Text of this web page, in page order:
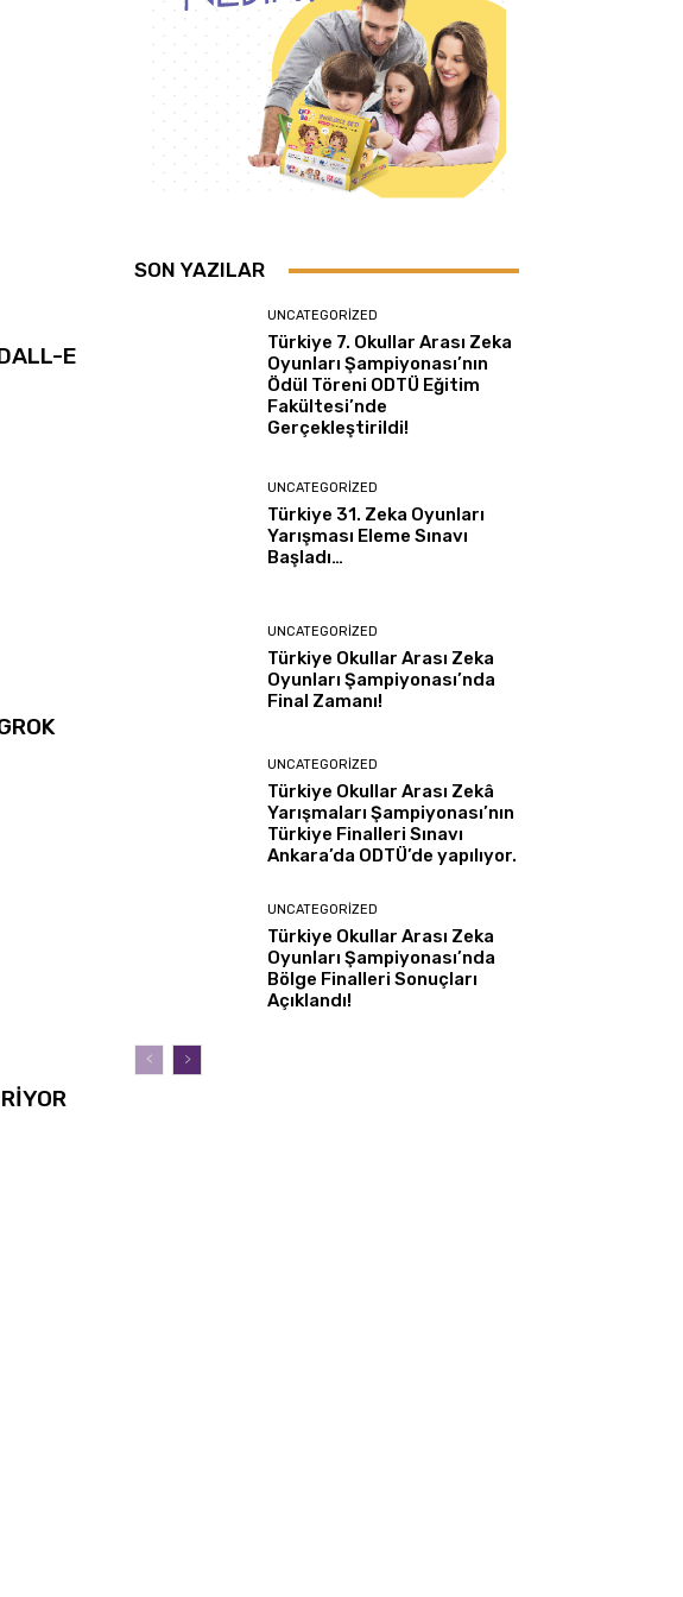
E
SON YAZILAR
UNCATEGORIZED
Türkiye 7. Okullar Arası Zeka
Oyunları Şampiyonası’nın
Ödül Töreni ODTÜ Eğitim
Fakültesi’nde
Gerçekleştirildi!
UNCATEGORIZED
Türkiye 31. Zeka Oyunları
Yarışması Eleme Sınavı
Başladı…
UNCATEGORIZED
Türkiye Okullar Arası Zeka
Oyunları Şampiyonası’nda
Final Zamanı!
UNCATEGORIZED
Türkiye Okullar Arası Zekâ
Yarışmaları Şampiyonası’nın
Türkiye Finalleri Sınavı
Ankara’da ODTÜ’de yapılıyor.
UNCATEGORIZED
Türkiye Okullar Arası Zeka
Oyunları Şampiyonası’nda
Bölge Finalleri Sonuçları
Açıklandı!